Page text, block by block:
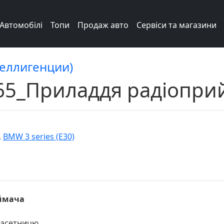
Автомобілі Топи Продаж авто Сервіси та магазини
BMW 3 series (E30)